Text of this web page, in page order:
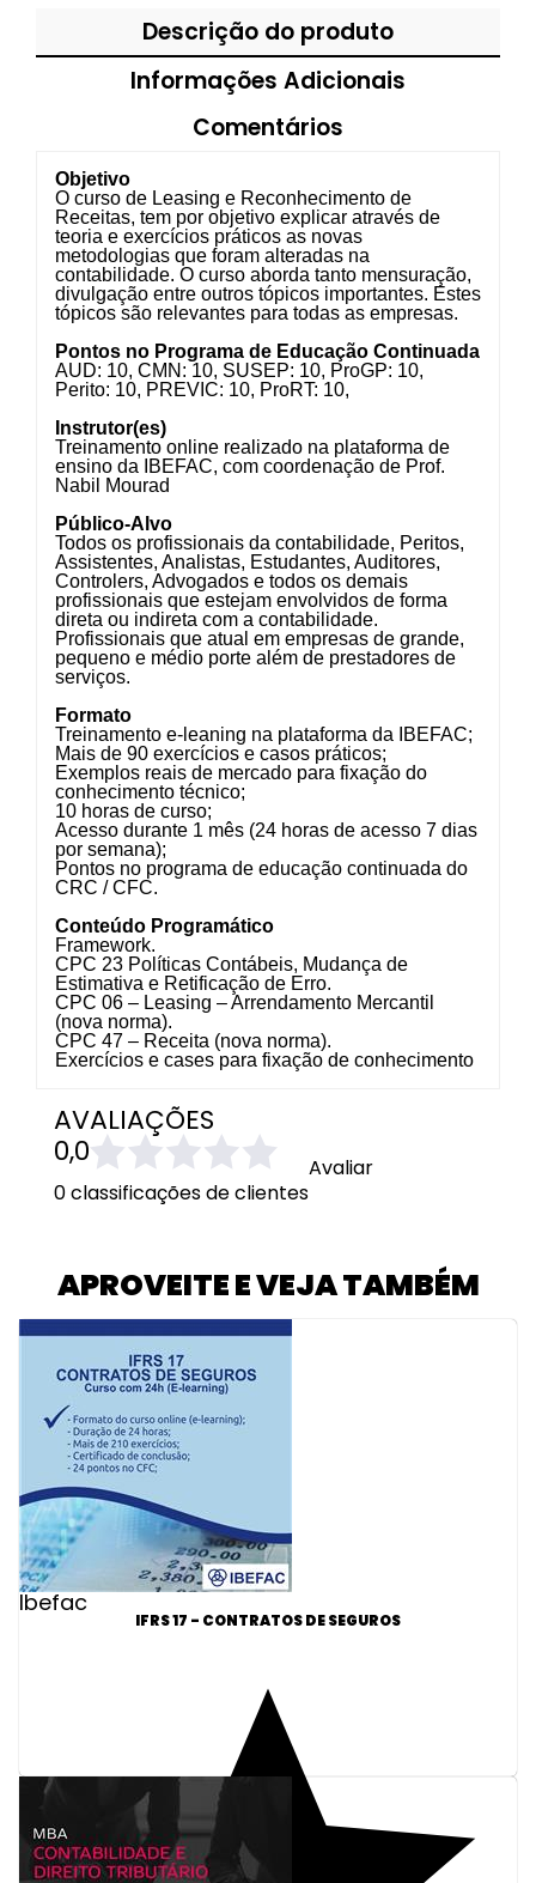
Descrição do produto
Informações Adicionais
Comentários
Objetivo
O curso de Leasing e Reconhecimento de
Receitas, tem por objetivo explicar através de
teoria e exercícios práticos as novas
metodologias que foram alteradas na
contabilidade. O curso aborda tanto mensuração,
divulgação entre outros tópicos importantes. Estes
tópicos são relevantes para todas as empresas.
Pontos no Programa de Educação Continuada
AUD: 10, CMN: 10, SUSEP: 10, ProGP: 10,
Perito: 10, PREVIC: 10, ProRT: 10,
Instrutor(es)
Treinamento online realizado na plataforma de
ensino da IBEFAC, com coordenação de Prof.
Nabil Mourad
Público-Alvo
Todos os profissionais da contabilidade, Peritos,
Assistentes, Analistas, Estudantes, Auditores,
Controlers, Advogados e todos os demais
profissionais que estejam envolvidos de forma
direta ou indireta com a contabilidade.
Profissionais que atual em empresas de grande,
pequeno e médio porte além de prestadores de
serviços.
Formato
Treinamento e-leaning na plataforma da IBEFAC;
Mais de 90 exercícios e casos práticos;
Exemplos reais de mercado para fixação do
conhecimento técnico;
10 horas de curso;
Acesso durante 1 mês (24 horas de acesso 7 dias
por semana);
Pontos no programa de educação continuada do
CRC / CFC.
Conteúdo Programático
Framework.
CPC 23 Políticas Contábeis, Mudança de
Estimativa e Retificação de Erro.
CPC 06 – Leasing – Arrendamento Mercantil
(nova norma).
CPC 47 – Receita (nova norma).
Exercícios e cases para fixação de conhecimento
AVALIAÇÕES
0,0
0 classificações de clientes
Avaliar
APROVEITE E VEJA TAMBÉM
Ibefac
IFRS 17 - CONTRATOS DE SEGUROS